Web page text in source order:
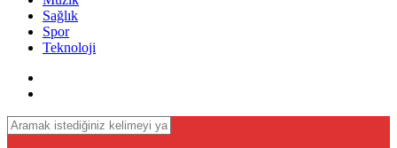
Sağlık
Spor
Teknoloji